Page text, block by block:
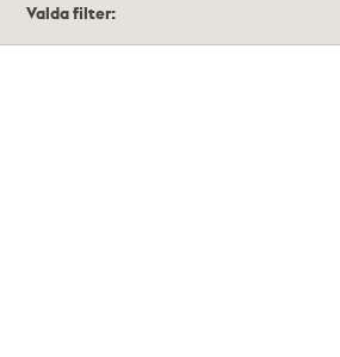
träffar
Valda filter: